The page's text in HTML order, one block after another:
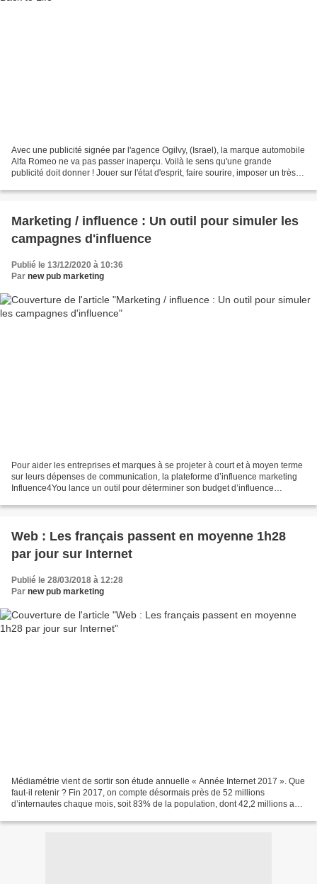
Avec une publicité signée par l'agence Ogilvy, (Israel), la marque automobile
Alfa Romeo ne va pas passer inaperçu. Voilà le sens qu'une grande
publicité doit donner ! Jouer sur l'état d'esprit, faire sourire, imposer un très
Marketing / influence : Un outil pour simuler les
campagnes d'influence
Publié le 13/12/2020 à 10:36
Par new pub marketing
Pour aider les entreprises et marques à se projeter à court et à moyen terme
sur leurs dépenses de communication, la plateforme d’influence marketing
Influence4You lance un outil pour déterminer son budget d’influence
Web : Les français passent en moyenne 1h28
par jour sur Internet
Publié le 28/03/2018 à 12:28
Par new pub marketing
Médiamétrie vient de sortir son étude annuelle « Année Internet 2017 ». Que
faut-il retenir ? Fin 2017, on compte désormais près de 52 millions
d’internautes chaque mois, soit 83% de la population, dont 42,2 millions au